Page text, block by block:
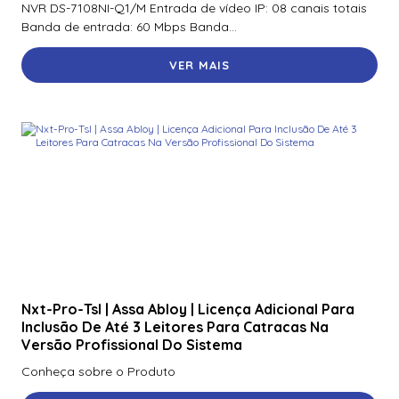
70300Aep0N | Assa Abloy | Placa De Expansão Para
Monitoramento Vertx V300
71000Bep0N01A | Assa Abloy | Controlador Vertx Evo™
V1000
72000Bep0N01A | Assa Abloy | Controlador Vertx Evo™
V2000
900Nnnnek2037P | Assa Abloy | Leitor De Proximidade R10
Se
900Nsnnek20000 | Assa Abloy | Leitor De Proximidade R10
NVR DS-7108NI-Q1/M Entrada de vídeo IP: 08 canais totais
Banda de entrada: 60 Mbps Banda...
VER MAIS
Nxt-Pro-Tsl | Assa Abloy | Licença Adicional Para
Inclusão De Até 3 Leitores Para Catracas Na
Versão Profissional Do Sistema
Conheça sobre o Produto